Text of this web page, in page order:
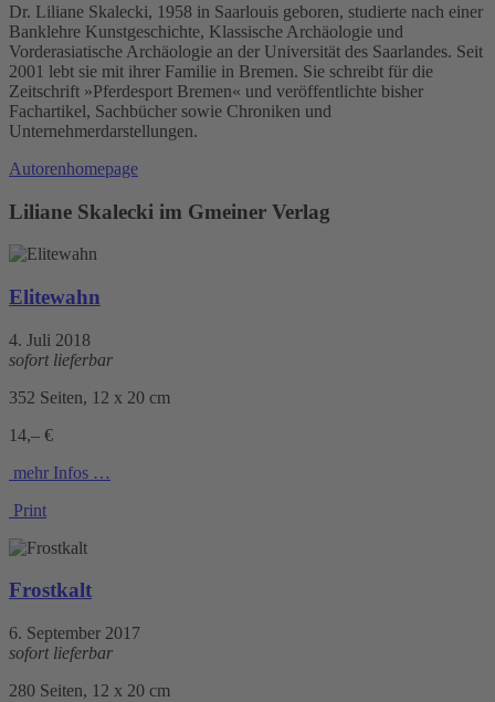
Dr. Liliane Skalecki, 1958 in Saarlouis geboren, studierte nach einer
Banklehre Kunstgeschichte, Klassische Archäologie und
Vorderasiatische Archäologie an der Universität des Saarlandes. Seit
2001 lebt sie mit ihrer Familie in Bremen. Sie schreibt für die
Zeitschrift »Pferdesport Bremen« und veröffentlichte bisher
Fachartikel, Sachbücher sowie Chroniken und
Unternehmerdarstellungen.
Autorenhomepage
Liliane Skalecki im Gmeiner Verlag
Elitewahn
4. Juli 2018
sofort lieferbar
352 Seiten, 12 x 20 cm
14,– €
mehr Infos …
Print
Frostkalt
6. September 2017
sofort lieferbar
280 Seiten, 12 x 20 cm